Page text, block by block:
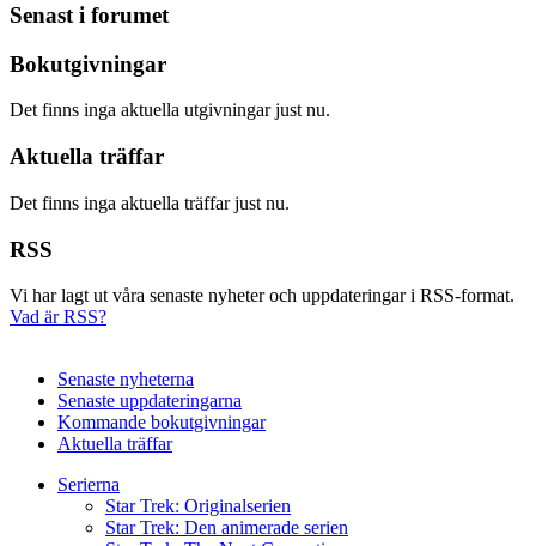
Senast i forumet
Bokutgivningar
Det finns inga aktuella utgivningar just nu.
Aktuella träffar
Det finns inga aktuella träffar just nu.
RSS
Vi har lagt ut våra senaste nyheter och uppdateringar i RSS-format.
Vad är RSS?
Senaste nyheterna
Senaste uppdateringarna
Kommande bokutgivningar
Aktuella träffar
Serierna
Star Trek: Originalserien
Star Trek: Den animerade serien